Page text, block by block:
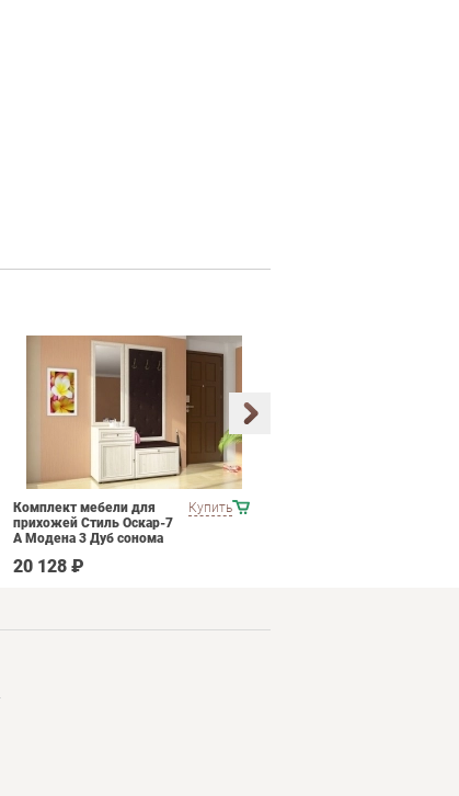
Купить
Комплект мебели для
прихожей Стиль Оскар-7
А Модена 3 Дуб сонома
20 128 ₽